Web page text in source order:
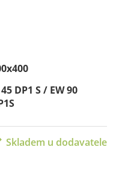
DP1 S / EW 90
Skladem u dodavatele